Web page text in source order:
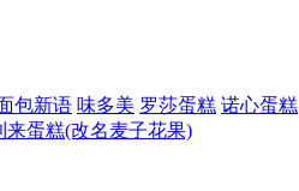
包新语 味多美 罗莎蛋糕 诺心蛋糕
来蛋糕(改名麦子花果)